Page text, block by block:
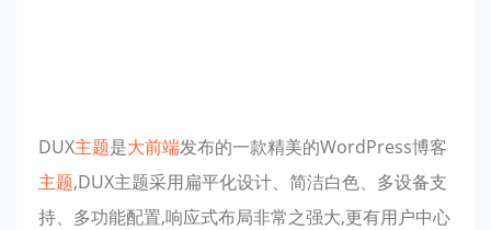
DUX主题是大前端发布的一款精美的WordPress博客
主题,DUX主题采用扁平化设计、简洁白色、多设备支
持、多功能配置,响应式布局非常之强大,更有用户中心